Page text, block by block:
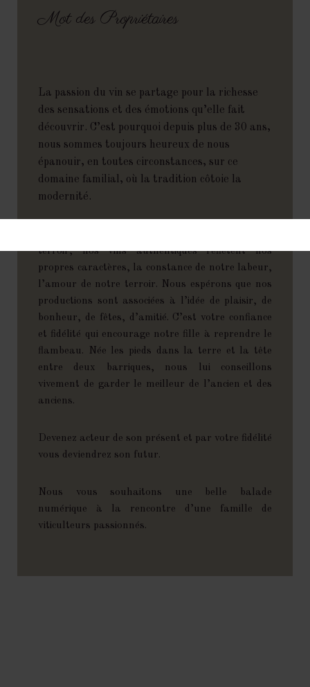
Mot des Propriétaires
La passion du vin se partage pour la richesse
des sensations et des émotions qu’elle fait
découvrir. C’est pourquoi depuis plus de 30 ans,
nous sommes toujours heureux de nous
épanouir, en toutes circonstances, sur ce
domaine familial, où la tradition côtoie la
modernité.
terroir, nos vins authentiques reflètent nos
propres caractères, la constance de notre labeur,
l’amour de notre terroir. Nous espérons que nos
productions sont associées à l’idée de plaisir, de
bonheur, de fêtes, d’amitié. C’est votre confiance
et fidélité qui encourage notre fille à reprendre le
flambeau. Née les pieds dans la terre et la tête
entre deux barriques, nous lui conseillons
vivement de garder le meilleur de l’ancien et des
anciens.
Devenez acteur de son présent et par votre fidélité
vous deviendrez son futur.
Nous vous souhaitons une belle balade
numérique à la rencontre d’une famille de
viticulteurs passionnés.